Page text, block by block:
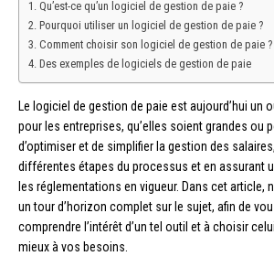
Qu’est-ce qu’un logiciel de gestion de paie ?
Pourquoi utiliser un logiciel de gestion de paie ?
Comment choisir son logiciel de gestion de paie ?
Des exemples de logiciels de gestion de paie
Le logiciel de gestion de paie est aujourd’hui un
pour les entreprises, qu’elles soient grandes ou
d’optimiser et de simplifier la gestion des
différentes étapes du processus et en assurant
les réglementations en vigueur. Dans cet article,
un tour d’horizon complet sur le sujet, afin de
comprendre l’intérêt d’un tel outil et à choisir
mieux à vos besoins.